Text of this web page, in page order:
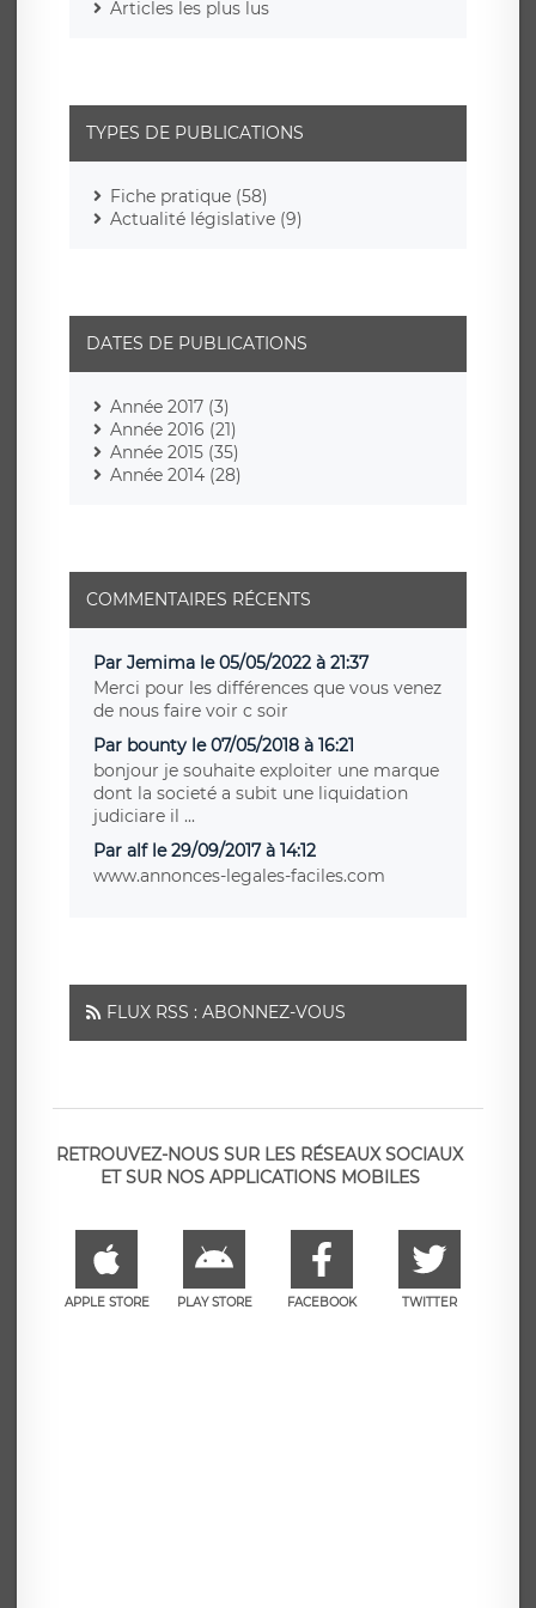
TYPES DE PUBLICATIONS
Actualité législative (9)
DATES DE PUBLICATIONS
Année 2016 (21)
Année 2015 (35)
Année 2014 (28)
COMMENTAIRES RÉCENTS
Merci pour les différences que vous venez
de nous faire voir c soir
Par bounty le 07/05/2018 à 16:21
bonjour je souhaite exploiter une marque
dont la societé a subit une liquidation
judiciare il ...
Par alf le 29/09/2017 à 14:12
www.annonces-legales-faciles.com
FLUX RSS : ABONNEZ-VOUS
ET SUR NOS APPLICATIONS MOBILES
FACEBOOK